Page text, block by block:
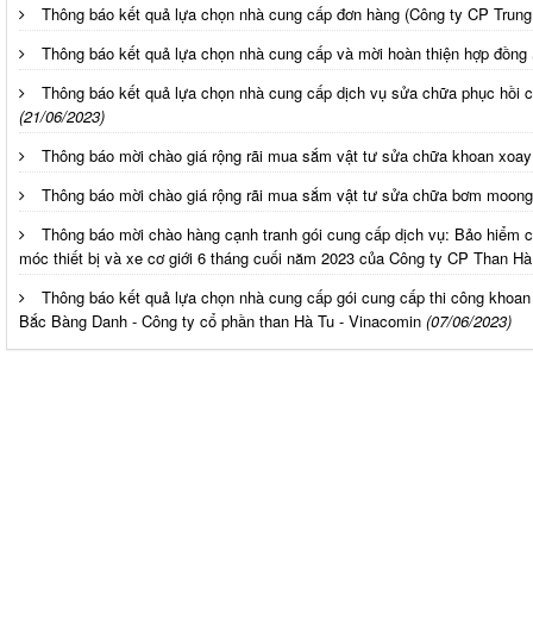
Thông báo kết quả lựa chọn nhà cung cấp đơn hàng (Công ty CP
Thông báo kết quả lựa chọn nhà cung cấp và mời hoàn thiện hợp đồng
Thông báo kết quả lựa chọn nhà cung cấp dịch vụ sửa chữa phục hồi
(21/06/2023)
Thông báo mời chào giá rộng rãi mua sắm vật tư sửa chữa khoan
Thông báo mời chào giá rộng rãi mua sắm vật tư sửa chữa bơm
Thông báo mời chào hàng cạnh tranh gói cung cấp dịch vụ: Bảo
móc thiết bị và xe cơ giới 6 tháng cuối năm 2023 của Công ty CP Than
Thông báo kết quả lựa chọn nhà cung cấp gói cung cấp thi công
Bắc Bàng Danh - Công ty cổ phần than Hà Tu - Vinacomin (07/06/2023)